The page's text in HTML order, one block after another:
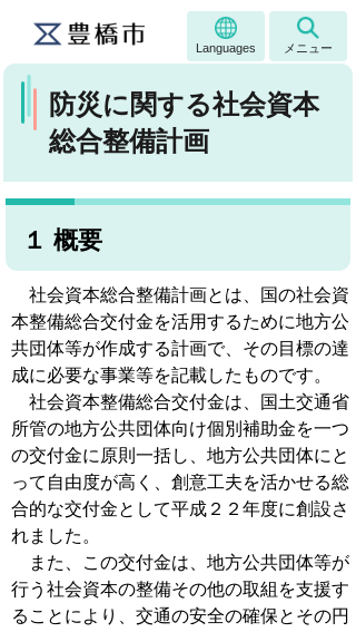
Languages メニュー
防災に関する社会資本
総合整備計画
１ 概要
社会資本総合整備計画とは、国の社会資
本整備総合交付金を活用するために地方公
共団体等が作成する計画で、その目標の達
成に必要な事業等を記載したものです。
社会資本整備総合交付金は、国土交通省
所管の地方公共団体向け個別補助金を一つ
の交付金に原則一括し、地方公共団体にと
って自由度が高く、創意工夫を活かせる総
合的な交付金として平成２２年度に創設さ
れました。
また、この交付金は、地方公共団体等が
行う社会資本の整備その他の取組を支援す
ることにより、交通の安全の確保とその円